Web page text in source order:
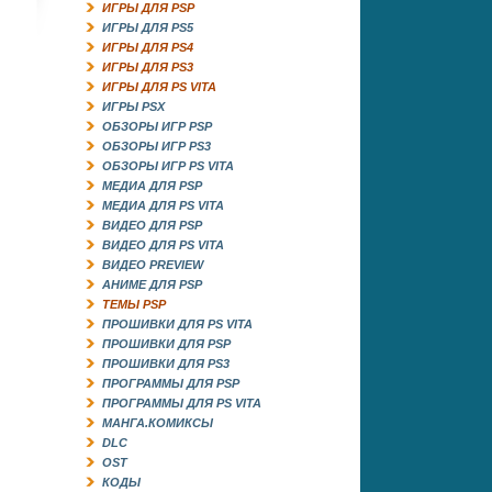
ИГРЫ ДЛЯ PSP
ИГРЫ ДЛЯ PS5
ИГРЫ ДЛЯ PS4
ИГРЫ ДЛЯ PS3
ИГРЫ ДЛЯ PS VITA
ИГРЫ PSX
ОБЗОРЫ ИГР PSP
ОБЗОРЫ ИГР PS3
ОБЗОРЫ ИГР PS VITA
МЕДИА ДЛЯ PSP
МЕДИА ДЛЯ PS VITA
ВИДЕО ДЛЯ PSP
ВИДЕО ДЛЯ PS VITA
ВИДЕО PREVIEW
АНИМЕ ДЛЯ PSP
ТЕМЫ PSP
ПРОШИВКИ ДЛЯ PS VITA
ПРОШИВКИ ДЛЯ PSP
ПРОШИВКИ ДЛЯ PS3
ПРОГРАММЫ ДЛЯ PSP
ПРОГРАММЫ ДЛЯ PS VITA
МАНГА.КОМИКСЫ
DLC
OST
КОДЫ